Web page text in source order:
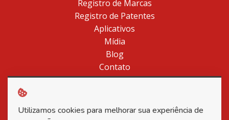
Registro de Marcas
Registro de Patentes
Aplicativos
Mídia
Blog
Contato
Política de Privacidade
Utilizamos cookies para melhorar sua experiência de